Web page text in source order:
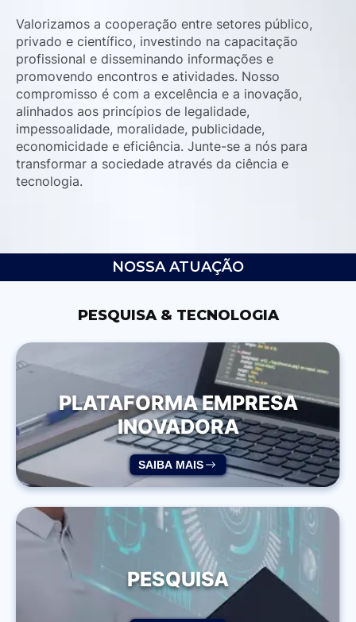
Valorizamos a cooperação entre setores público,
privado e científico, investindo na capacitação
profissional e disseminando informações e
promovendo encontros e atividades. Nosso
compromisso é com a excelência e a inovação,
alinhados aos princípios de legalidade,
impessoalidade, moralidade, publicidade,
economicidade e eficiência. Junte-se a nós para
transformar a sociedade através da ciência e
tecnologia.
NOSSA ATUAÇÃO
PESQUISA & TECNOLOGIA
PLATAFORMA EMPRESA
INOVADORA
SAIBA MAIS
PESQUISA